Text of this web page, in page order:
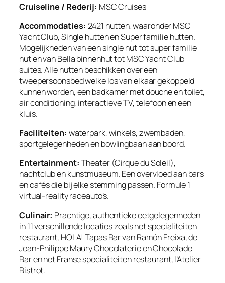
Cruiseline / Rederij: MSC Cruises
Accommodaties: 2421 hutten, waaronder MSC
Yacht Club, Single hutten en Super familie hutten.
Mogelijkheden van een single hut tot super familie
hut en van Bella binnenhut tot MSC Yacht Club
suites. Alle hutten beschikken over een
tweepersoonsbed welke los van elkaar gekoppeld
kunnen worden, een badkamer met douche en toilet,
air conditioning, interactieve TV, telefoon en een
kluis.
Faciliteiten: waterpark, winkels, zwembaden,
sportgelegenheden en bowlingbaan aan boord.
Entertainment: Theater (Cirque du Soleil),
nachtclub en kunstmuseum. Een overvloed aan bars
en cafés die bij elke stemming passen. Formule 1
virtual-reality raceauto’s.
Culinair: Prachtige, authentieke eetgelegenheden
in 11 verschillende locaties zoals het specialiteiten
restaurant, HOLA! Tapas Bar van Ramón Freixa, de
Jean-Philippe Maury Chocolaterie en Chocolade
Bar en het Franse specialiteiten restaurant, l’Atelier
Bistrot.